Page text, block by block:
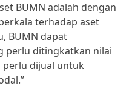
BUMN adalah dengan
terhadap aset
BUMN dapat
perlu ditingkatkan nilai
perlu dijual untuk